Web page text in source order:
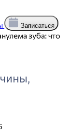
Записаться
зуба: что